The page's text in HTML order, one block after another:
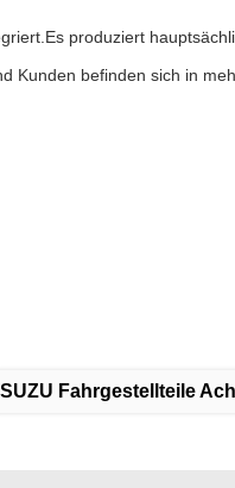
produziert